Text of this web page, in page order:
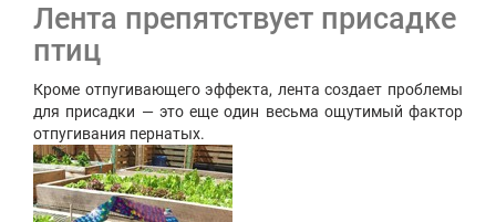
Лента препятствует присадке
птиц
Кроме отпугивающего эффекта, лента создает проблемы
для присадки — это еще один весьма ощутимый фактор
отпугивания пернатых.